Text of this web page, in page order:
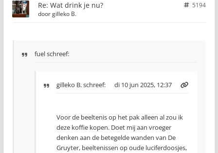
Re: Wat drink je nu?
5194
doorgilleko B.
fuel schreef:
gilleko B.schreef: di 10 jun 2025, 12:37
Voor de beeltenis op het pak alleen al zou ik
deze koffie kopen. Doet mij aan vroeger
denken aan de betegelde wanden van De
Gruyter, beeltenissen op oude luciferdoosjes,